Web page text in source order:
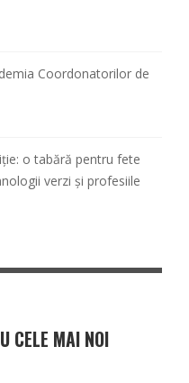
Coordonatorilor de
o tabără pentru fete
verzi și profesiile
CELE MAI NOI